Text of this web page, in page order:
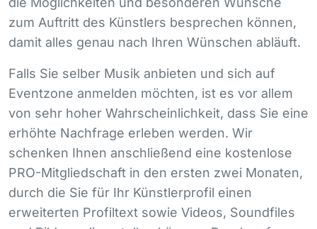
zum Auftritt des Künstlers besprechen können,
damit alles genau nach Ihren Wünschen abläuft.
Falls Sie selber Musik anbieten und sich auf
Eventzone anmelden möchten, ist es vor allem
von sehr hoher Wahrscheinlichkeit, dass Sie eine
erhöhte Nachfrage erleben werden. Wir
schenken Ihnen anschließend eine kostenlose
PRO-Mitgliedschaft in den ersten zwei Monaten,
durch die Sie für Ihr Künstlerprofil einen
erweiterten Profiltext sowie Videos, Soundfiles